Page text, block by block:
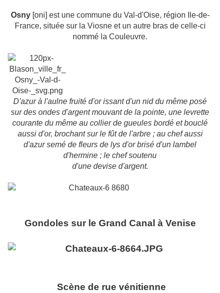
Osny[oni] est une commune du Val-d'Oise, région Ile-de-
France, située sur la Viosne et un autre bras de celle-ci
nommé la Couleuvre.
D'azur à l'aulne fruité d'or issant d'un nid du même posé
sur des ondes d'argent mouvant de la pointe, une levrette
courante du même au collier de gueules bordé et bouclé
aussi d'or, brochant sur le fût de l'arbre ; au chef aussi
d'azur semé de fleurs de lys d'or brisé d'un lambel
d'hermine ; le chef soutenu
d'une devise d'argent.
Gondoles sur le Grand Canal à Venise
Scène de rue vénitienne